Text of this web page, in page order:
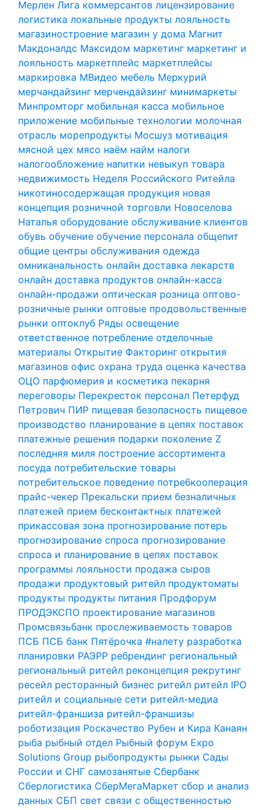
Мерлен Лига коммерсантов лицензирование
логистика локальные продукты лояльность
магазиностроение магазин у дома Магнит
Макдоналдс Максидом маркетинг маркетинг и
лояльность маркетплейс маркетплейсы
маркировка МВидео мебель Меркурий
мерчандайзинг мерчендайзинг минимаркеты
Минпромторг мобильная касса мобильное
приложение мобильные технологии молочная
отрасль морепродукты Мосшуз мотивация
мясной цех мясо наём найм налоги
налогообложение напитки невыкуп товара
недвижимость Неделя Российского Ритейла
никотиносодержащая продукция новая
концепция розничной торговли Новоселова
Наталья оборудование обслуживание клиентов
обувь обучение обучение персонала общепит
общие центры обслуживания одежда
омниканальность онлайн доставка лекарств
онлайн доставка продуктов онлайн-касса
онлайн-продажи оптическая розница оптово-
розничные рынки оптовые продовольственные
рынки оптоклуб Ряды освещение
ответственное потребление отделочные
материалы Открытие Факторинг открытия
магазинов офис охрана труда оценка качества
ОЦО парфюмерия и косметика пекарня
переговоры Перекресток персонал Петерфуд
Петрович ПИР пищевая безопасность пищевое
производство планирование в цепях поставок
платежные решения подарки поколение Z
последняя миля построение ассортимента
посуда потребительские товары
потребительское поведение потребкооперация
прайс-чекер Прекальски прием безналичных
платежей прием бесконтактных платежей
прикассовая зона прогнозирование потерь
прогнозирование спроса прогнозирование
спроса и планирование в цепях поставок
программы лояльности продажа сыров
продажи продуктовый ритейл продуктоматы
продукты продукты питания Продфорум
ПРОДЭКСПО проектирование магазинов
Промсвязьбанк прослеживаемость товаров
ПСБ ПСБ банк Пятёрочка #налету разработка
планировки РАЭРР ребрендинг региональный
региональный ритейл реконцепция рекрутинг
ресейл ресторанный бизнес ритейл ритейл IPO
ритейл и социальные сети ритейл-медиа
ритейл-франшиза ритейл-франшизы
роботизация Роскачество Рубен и Кира Канаян
рыба рыбный отдел Рыбный форум Expo
Solutions Group рыбопродукты рынки Сады
России и СНГ самозанятые Сбербанк
Сберлогистика СберМегаМаркет сбор и анализ
данных СБП свет связи с общественностью